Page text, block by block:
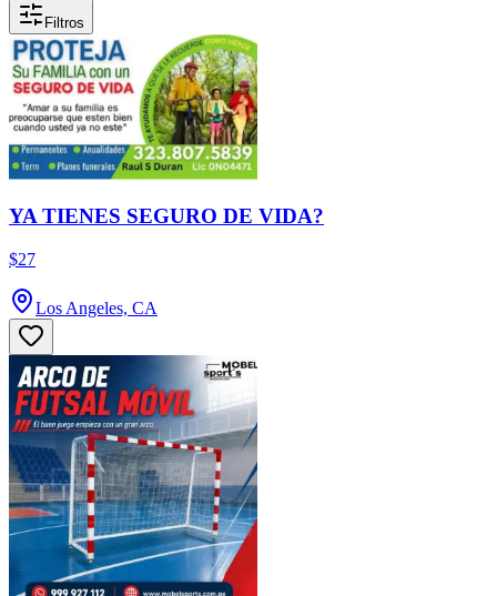
Filtros
YA TIENES SEGURO DE VIDA?
$27
Los Angeles, CA